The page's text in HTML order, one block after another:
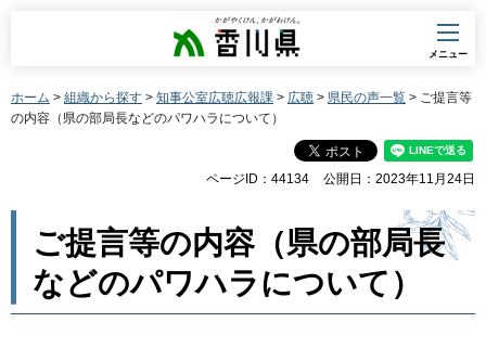
香川県
メニュー
ホーム > 組織から探す > 知事公室広聴広報課 > 広聴 > 県民の声一覧 > ご提言等
の内容（県の部局長などのパワハラについて）
ページID：44134 公開日：2023年11月24日
ご提言等の内容（県の部局長
などのパワハラについて）